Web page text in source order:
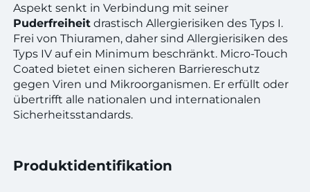
Aspekt senkt in Verbindung mit seiner
Puderfreiheit drastisch Allergierisiken des Typs I.
Frei von Thiuramen, daher sind Allergierisiken des
Typs IV auf ein Minimum beschränkt. Micro-Touch
Coated bietet einen sicheren Barriereschutz
gegen Viren und Mikroorganismen. Er erfüllt oder
übertrifft alle nationalen und internationalen
Sicherheitsstandards.
Produktidentifikation